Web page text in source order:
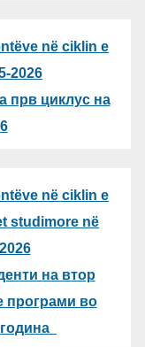
në ciklin e
2026
прв циклус на
në ciklin e
studimore në
на втор
програми во